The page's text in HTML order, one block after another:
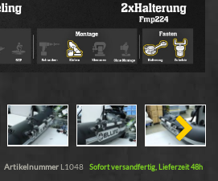
Artikelnummer L1048 Sofort versandfertig, Lieferzeit 48h